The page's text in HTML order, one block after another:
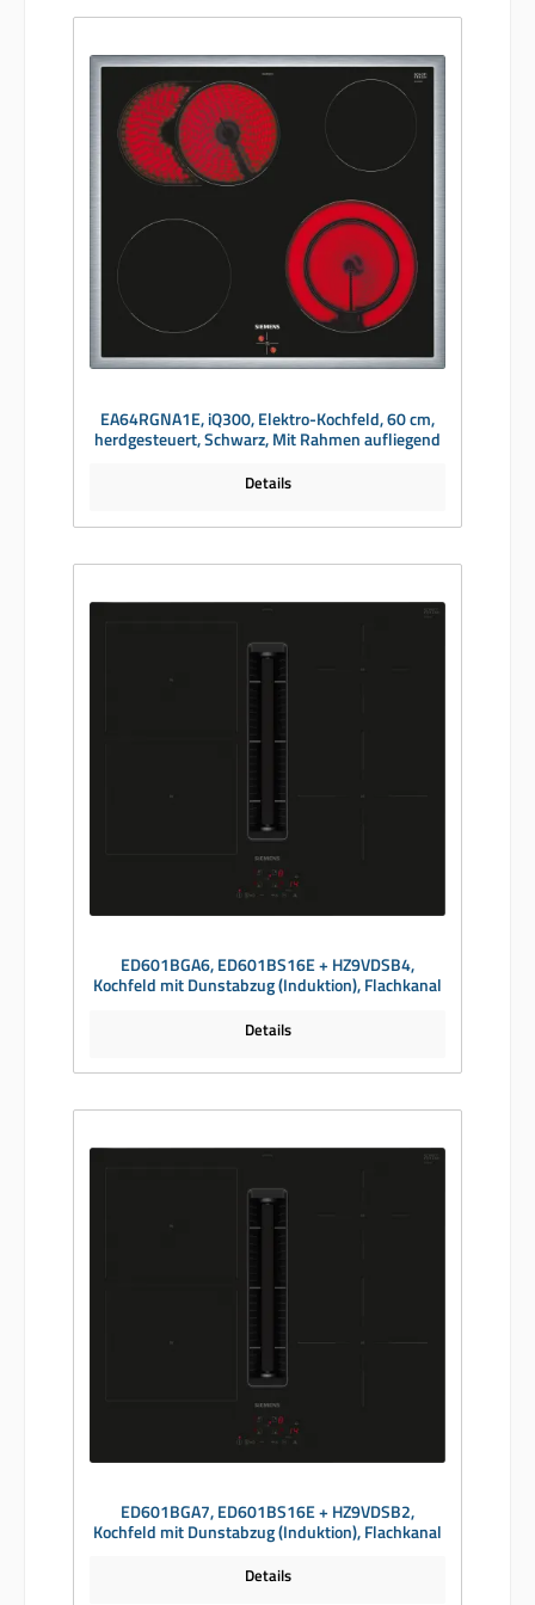
EA64RGNA1E, iQ300, Elektro-Kochfeld, 60 cm,
herdgesteuert, Schwarz, Mit Rahmen aufliegend
Details
ED601BGA6, ED601BS16E + HZ9VDSB4,
Kochfeld mit Dunstabzug (Induktion), Flachkanal
Details
ED601BGA7, ED601BS16E + HZ9VDSB2,
Kochfeld mit Dunstabzug (Induktion), Flachkanal
Details